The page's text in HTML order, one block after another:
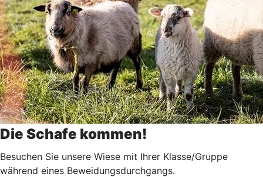
Die Schafe kommen!
Besuchen Sie unsere Wiese mit Ihrer Klasse/Gruppe
während eines Beweidungsdurchgangs.